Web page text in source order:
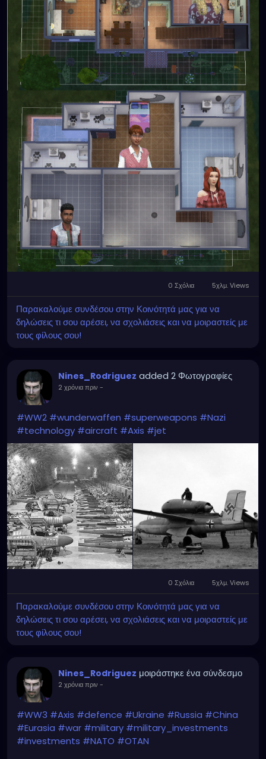
0 Σχόλια 5χλμ. Views
Παρακαλούμε συνδέσου στην Κοινότητά μας για να
δηλώσεις τι σου αρέσει, να σχολιάσεις και να μοιραστείς με
τους φίλους σου!
Nines_Rodriguez added 2 Φωτογραφίες
2 χρόνια πριν -
#WW2 #wunderwaffen #superweapons #Nazi
#technology #aircraft #Axis #jet
0 Σχόλια 5χλμ. Views
Παρακαλούμε συνδέσου στην Κοινότητά μας για να
δηλώσεις τι σου αρέσει, να σχολιάσεις και να μοιραστείς με
τους φίλους σου!
Nines_Rodriguez μοιράστηκε ένα σύνδεσμο
2 χρόνια πριν -
#WW3 #Axis #defence #Ukraine #Russia #China
#Eurasia #war #military #military_investments
#investments #NATO #OTAN